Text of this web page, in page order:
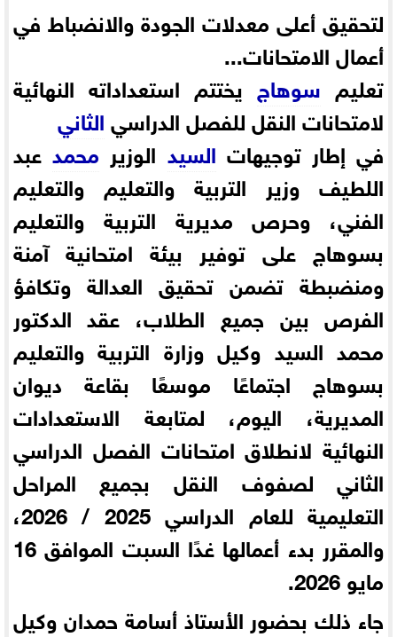
لتحقيق أعلى معدلات الجودة والانضباط في
أعمال الامتحانات...
تعليم سوهاجيختتم استعداداته النهائية
لامتحانات النقل للفصل الدراسيالثاني
في إطار توجيهات السيد الوزير محمدعبد
اللطيف وزير التربية والتعليم والتعليم
الفني، وحرص مديرية التربية والتعليم
بسوهاج على توفير بيئة امتحانية آمنة
ومنضبطة تضمن تحقيق العدالة وتكافؤ
الفرص بين جميع الطلاب، عقد الدكتور
محمد السيد وكيل وزارة التربية والتعليم
بسوهاج اجتماعًا موسعًا بقاعة ديوان
المديرية، اليوم، لمتابعة الاستعدادات
النهائية لانطلاق امتحانات الفصل الدراسي
الثاني لصفوف النقل بجميع المراحل
التعليمية للعام الدراسي 2025 / 2026،
والمقرر بدء أعمالها غدًا السبت الموافق 16
مايو 2026.
جاء ذلك بحضور الأستاذ أسامة حمدان وكيل